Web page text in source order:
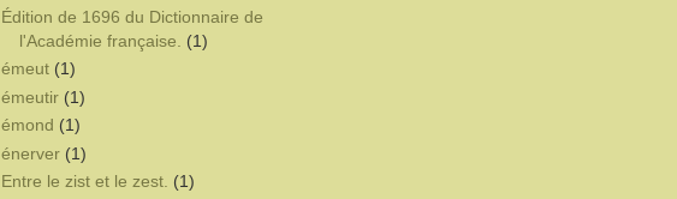
Édition de 1696 du Dictionnaire de
l'Académie française.
(1)
émeut (1)
émeutir (1)
émond (1)
énerver (1)
Entre le zist et le zest. (1)